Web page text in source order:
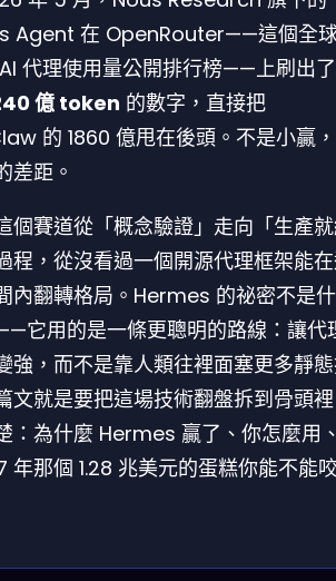
Agent 在 OpenRouter——這個全
代理使用量公開排行榜——上刷出
億 token 的數字，直接把
的 1860 億甩在後頭。不是小贏
差距。
個賽道從「概念驗證」走向「生產
程，從沒看過一個開源代理框架能
內翻轉格局。Hermes 的祕密不是
它用的是一條更聰明的路線：讓代
強，而不是靠人類往裡面塞更多靜
文就是要把這場技術翻盤拆到骨頭
：為什麼 Hermes 贏了、你怎麼用
年那個 1.28 兆美元的蛋糕你能不能